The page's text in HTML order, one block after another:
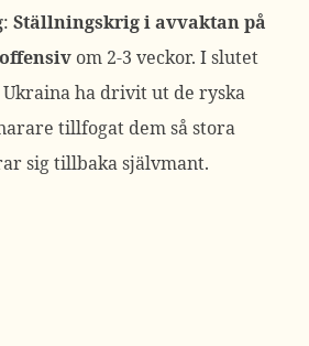
: Ställningskrig i avvaktan på
om 2-3 veckor. I slutet
Ukraina ha drivit ut de ryska
tillfogat dem så stora
sig tillbaka självmant.